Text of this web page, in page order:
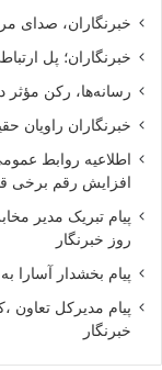
خبرنگاران، صدای
خبرنگاران؛ پل
رسانه‌ها، رکن
خبرنگاران راویان
اطلاعیه روابط
افزایش رقم برخی
پیام تبریک مدیر
روز خبرنگار
پیام بخشدار آسارا
پیام مدیرکل تعاون
خبرنگار